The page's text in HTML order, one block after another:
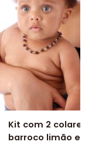
Kit com 2 colares
barroco limão e